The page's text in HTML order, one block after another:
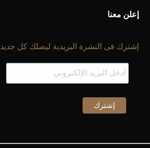
إعلن معنا
إشترك فى النشرة البريدية ليصلك كل جديد